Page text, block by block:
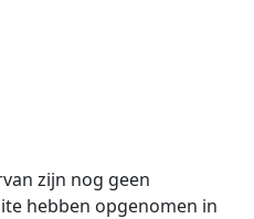
zijn nog geen
hebben opgenomen in